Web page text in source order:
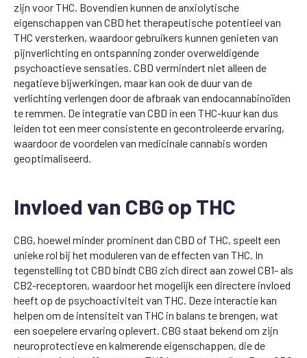
zijn voor THC. Bovendien kunnen de anxiolytische
eigenschappen van CBD het therapeutische potentieel van
THC versterken, waardoor gebruikers kunnen genieten van
pijnverlichting en ontspanning zonder overweldigende
psychoactieve sensaties. CBD vermindert niet alleen de
negatieve bijwerkingen, maar kan ook de duur van de
verlichting verlengen door de afbraak van endocannabinoïden
te remmen. De integratie van CBD in een THC-kuur kan dus
leiden tot een meer consistente en gecontroleerde ervaring,
waardoor de voordelen van medicinale cannabis worden
geoptimaliseerd.
Invloed van CBG op THC
CBG, hoewel minder prominent dan CBD of THC, speelt een
unieke rol bij het moduleren van de effecten van THC. In
tegenstelling tot CBD bindt CBG zich direct aan zowel CB1- als
CB2-receptoren, waardoor het mogelijk een directere invloed
heeft op de psychoactiviteit van THC. Deze interactie kan
helpen om de intensiteit van THC in balans te brengen, wat
een soepelere ervaring oplevert. CBG staat bekend om zijn
neuroprotectieve en kalmerende eigenschappen, die de